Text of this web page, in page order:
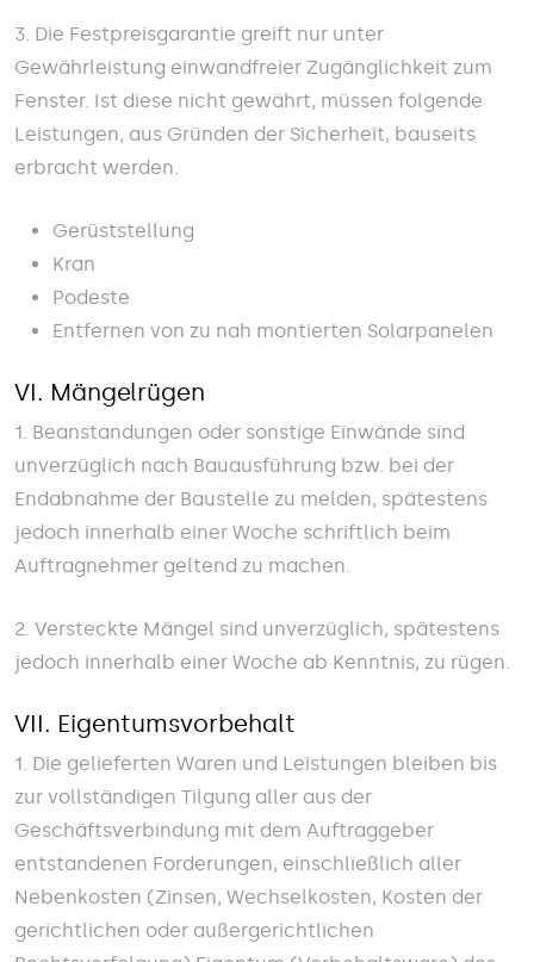
3. Die Festpreisgarantie greift nur unter
Gewährleistung einwandfreier Zugänglichkeit zum
Fenster. Ist diese nicht gewährt, müssen folgende
Leistungen, aus Gründen der Sicherheit, bauseits
erbracht werden.
Gerüststellung
Kran
Podeste
Entfernen von zu nah montierten Solarpanelen
VI. Mängelrügen
1. Beanstandungen oder sonstige Einwände sind
unverzüglich nach Bauausführung bzw. bei der
Endabnahme der Baustelle zu melden, spätestens
jedoch innerhalb einer Woche schriftlich beim
Auftragnehmer geltend zu machen.
2. Versteckte Mängel sind unverzüglich, spätestens
jedoch innerhalb einer Woche ab Kenntnis, zu rügen.
VII. Eigentumsvorbehalt
1. Die gelieferten Waren und Leistungen bleiben bis
zur vollständigen Tilgung aller aus der
Geschäftsverbindung mit dem Auftraggeber
entstandenen Forderungen, einschließlich aller
Nebenkosten (Zinsen, Wechselkosten, Kosten der
gerichtlichen oder außergerichtlichen